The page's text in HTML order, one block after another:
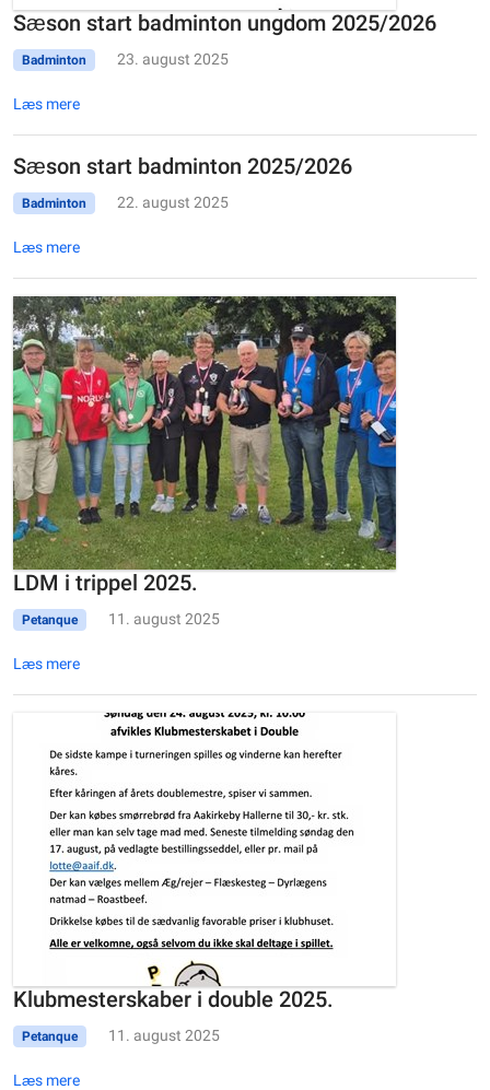
Sæson start badminton ungdom 2025/2026
Badminton 23. august 2025
Læs mere
Sæson start badminton 2025/2026
Badminton 22. august 2025
Læs mere
LDM i trippel 2025.
Petanque 11. august 2025
Læs mere
Klubmesterskaber i double 2025.
Petanque 11. august 2025
Læs mere